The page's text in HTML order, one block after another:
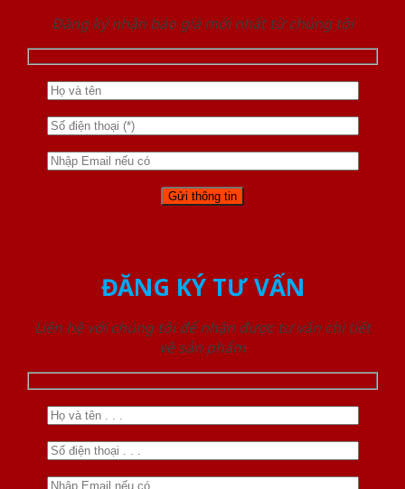
Đăng ký nhận báo giá mới nhất từ chúng tôi
ĐĂNG KÝ TƯ VẤN
Liên hệ với chúng tôi để nhận được tư vấn chi tiết
về sản phẩm